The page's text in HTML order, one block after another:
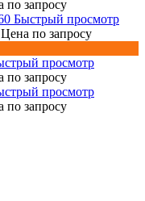
по запросу
Быстрый просмотр
Цена по запросу
просмотр
по запросу
просмотр
по запросу